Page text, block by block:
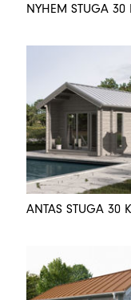
NYHEM STUGA 30
ANTAS STUGA 30